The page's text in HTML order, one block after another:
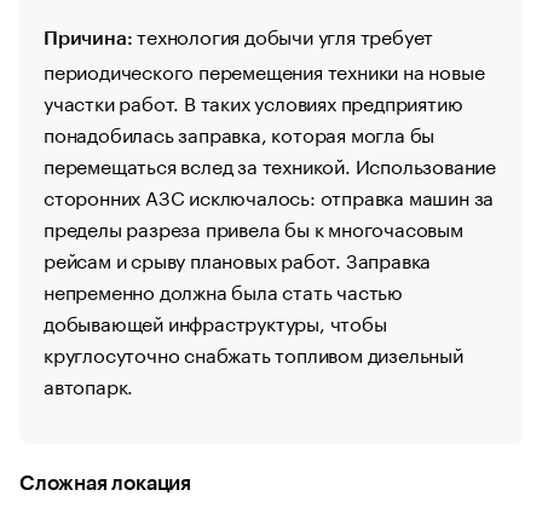
Причина:технология добычи угля требует
периодического перемещения техники на новые
участки работ. В таких условиях предприятию
понадобилась заправка, которая могла бы
перемещаться вслед за техникой. Использование
сторонних АЗС исключалось: отправка машин за
пределы разреза привела бы к многочасовым
рейсам и срыву плановых работ. Заправка
непременно должна была стать частью
добывающей инфраструктуры, чтобы
круглосуточно снабжать топливом дизельный
автопарк.
Сложная локация